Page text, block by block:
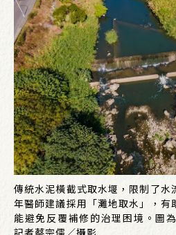
傳統水泥橫截式取水堰，限制了水
年醫師建議採用「灘地取水」，有
能避免反覆補修的治理困境。圖
記者蔡宗儒／攝影